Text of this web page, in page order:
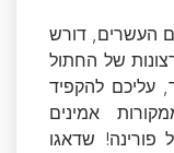
העשרים, דורש
של החתול
עליכם להקפיד
אמינים
שדאגו